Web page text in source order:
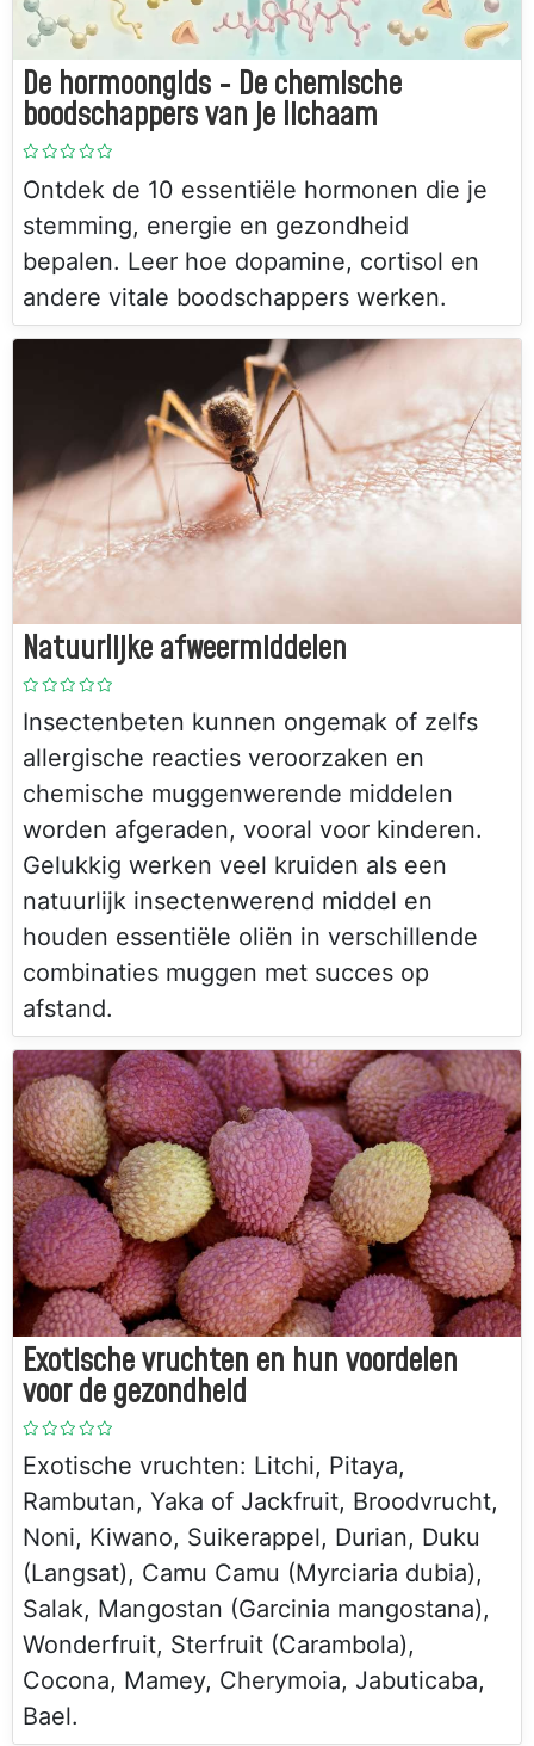
De hormoongids - De chemische
boodschappers van je lichaam
Ontdek de 10 essentiële hormonen die je
stemming, energie en gezondheid
bepalen. Leer hoe dopamine, cortisol en
andere vitale boodschappers werken.
Natuurlijke afweermiddelen
Insectenbeten kunnen ongemak of zelfs
allergische reacties veroorzaken en
chemische muggenwerende middelen
worden afgeraden, vooral voor kinderen.
Gelukkig werken veel kruiden als een
natuurlijk insectenwerend middel en
houden essentiële oliën in verschillende
combinaties muggen met succes op
afstand.
Exotische vruchten en hun voordelen
voor de gezondheid
Exotische vruchten: Litchi, Pitaya,
Rambutan, Yaka of Jackfruit, Broodvrucht,
Noni, Kiwano, Suikerappel, Durian, Duku
(Langsat), Camu Camu (Myrciaria dubia),
Salak, Mangostan (Garcinia mangostana),
Wonderfruit, Sterfruit (Carambola),
Cocona, Mamey, Cherymoia, Jabuticaba,
Bael.